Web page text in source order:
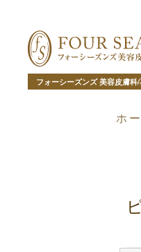
フォーシーズンズ 美容皮膚科
ホ